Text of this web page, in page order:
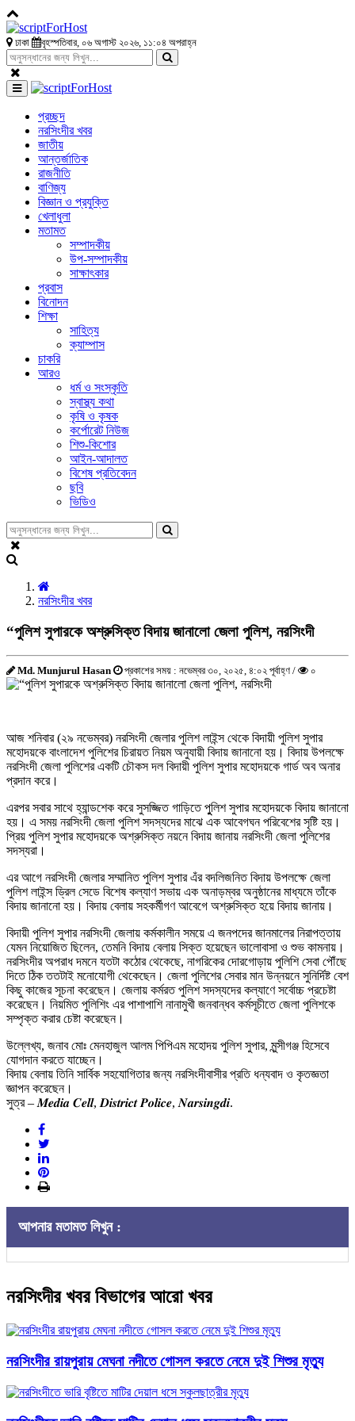
ঢাকা বৃহস্পতিবার, ০৬ অগাস্ট ২০২৬, ১১:০৪ অপরাহ্ন
প্রচ্ছদ
নরসিংদীর খবর
জাতীয়
আন্তর্জাতিক
রাজনীতি
বাণিজ্য
বিজ্ঞান ও প্রযুক্তি
খেলাধুলা
মতামত
সম্পাদকীয়
উপ-সম্পাদকীয়
সাক্ষাৎকার
প্রবাস
বিনোদন
শিক্ষা
সাহিত্য
ক্যাম্পাস
চাকরি
আরও
ধর্ম ও সংস্কৃতি
স্বাস্থ্য কথা
কৃষি ও কৃষক
কর্পোরেট নিউজ
শিশু-কিশোর
আইন-আদালত
বিশেষ প্রতিবেদন
ছবি
ভিডিও
নরসিংদীর খবর
“পুলিশ সুপারকে অশ্রুসিক্ত বিদায় জানালো জেলা পুলিশ, নরসিংদী
Md. Munjurul Hasan প্রকাশের সময় : নভেম্বর ৩০, ২০২৫, ৪:০২ পূর্বাহ্ণ / ০
আজ শনিবার (২৯ নভেম্বর) নরসিংদী জেলার পুলিশ লাইন্স থেকে বিদায়ী পুলিশ সুপার
মহোদয়কে বাংলাদেশ পুলিশের চিরায়ত নিয়ম অনুযায়ী বিদায় জানানো হয়। বিদায় উপলক্ষে
নরসিংদী জেলা পুলিশের একটি চৌকস দল বিদায়ী পুলিশ সুপার মহোদয়কে গার্ড অব অনার
প্রদান করে।
এরপর সবার সাথে হ্যান্ডশেক করে সুসজ্জিত গাড়িতে পুুলিশ সুপার মহোদয়কে বিদায় জানানো
হয়। এ সময় নরসিংদী জেলা পুলিশ সদস্যদের মাঝে এক আবেগঘন পরিবেশের সৃষ্টি হয়।
প্রিয় পুলিশ সুপার মহোদয়কে অশ্রুসিক্ত নয়নে বিদায় জানায় নরসিংদী জেলা পুলিশের
সদস্যরা।
এর আগে নরসিংদী জেলার সম্মানিত পুলিশ সুপার এঁর বদলিজনিত বিদায় উপলক্ষে জেলা
পুলিশ লাইন্স ড্রিল সেডে বিশেষ কল্যাণ সভায় এক অনাড়ম্বর অনুষ্ঠানের মাধ্যমে তাঁকে
বিদায় জানানো হয়। বিদায় বেলায় সহকর্মীগণ আবেগে অশ্রুসিক্ত হয়ে বিদায় জানায়।
বিদায়ী পুলিশ সুপার নরসিংদী জেলায় কর্মকালীন সময়ে এ জনপদের জানমালের নিরাপত্তায়
যেমন নিয়োজিত ছিলেন, তেমনি বিদায় বেলায় সিক্ত হয়েছেন ভালোবাসা ও শুভ কামনায়।
নরসিংদীর অপরাধ দমনে যতটা কঠোর থেকেছে, নাগরিকের দোরগোড়ায় পুলিশি সেবা পৌঁছে
দিতে ঠিক ততটাই মনোযোগী থেকেছেন। জেলা পুলিশের সেবার মান উন্নয়নে সুনির্দিষ্ট বেশ
কিছু কাজের সূচনা করেছেন। জেলায় কর্মরত পুলিশ সদস্যদের কল্যাণে সর্বোচ্চ প্রচেষ্টা
করেছেন। নিয়মিত পুলিশিং এর পাশাপাশি নানামুখী জনবান্ধব কর্মসূচীতে জেলা পুলিশকে
সম্পৃক্ত করার চেষ্টা করেছেন।
উল্লেখ্য, জনাব মোঃ মেনহাজুল আলম পিপিএম মহোদয় পুলিশ সুপার, মুন্সীগঞ্জ হিসেবে
যোগদান করতে যাচ্ছেন।
বিদায় বেলায় তিনি সার্বিক সহযোগিতার জন্য নরসিংদীবাসীর প্রতি ধন্যবাদ ও কৃতজ্ঞতা
জ্ঞাপন করেছেন।
সুত্র – 𝑴𝒆𝒅𝒊𝒂 𝑪𝒆𝒍𝒍, 𝑫𝒊𝒔𝒕𝒓𝒊𝒄𝒕 𝑷𝒐𝒍𝒊𝒄𝒆, 𝑵𝒂𝒓𝒔𝒊𝒏𝒈𝒅𝒊.
আপনার মতামত লিখুন :
নরসিংদীর খবর বিভাগের আরো খবর
নরসিংদীর রায়পুরায় মেঘনা নদীতে গোসল করতে নেমে দুই শিশুর মৃত্যু